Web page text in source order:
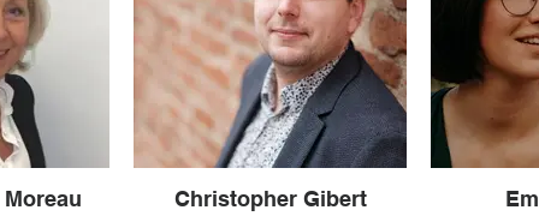
Christopher Gibert